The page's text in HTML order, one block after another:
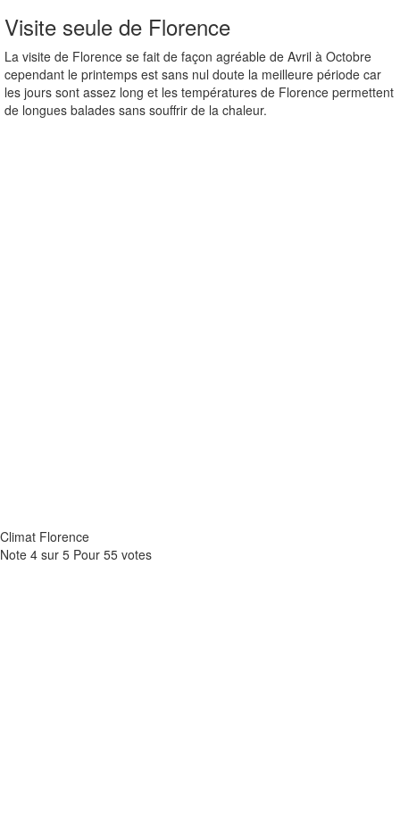
Visite seule de Florence
La visite de Florence se fait de façon agréable de Avril à Octobre
cependant le printemps est sans nul doute la meilleure période car
les jours sont assez long et les températures de Florence permettent
de longues balades sans souffrir de la chaleur.
Climat Florence
Note 4 sur 5 Pour 55 votes